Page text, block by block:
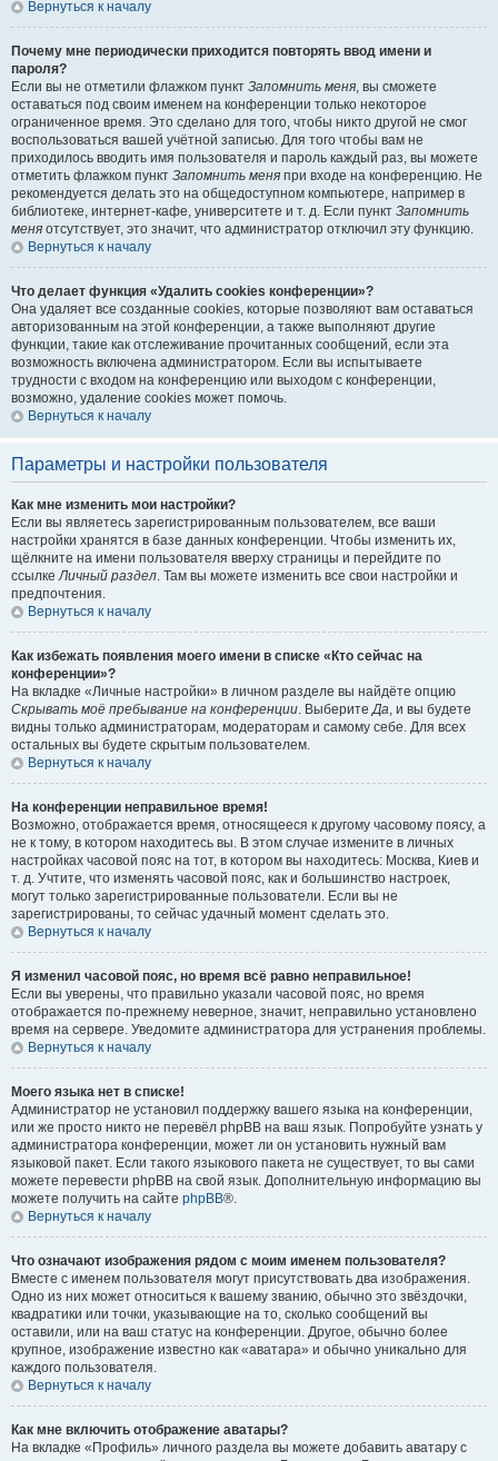
Вернуться к началу
Почему мне периодически приходится повторять ввод имени и
пароля?
Если вы не отметили флажком пункт Запомнить меня, вы сможете
оставаться под своим именем на конференции только некоторое
ограниченное время. Это сделано для того, чтобы никто другой не смог
воспользоваться вашей учётной записью. Для того чтобы вам не
приходилось вводить имя пользователя и пароль каждый раз, вы можете
отметить флажком пункт Запомнить меня при входе на конференцию. Не
рекомендуется делать это на общедоступном компьютере, например в
библиотеке, интернет-кафе, университете и т. д. Если пункт Запомнить
меня отсутствует, это значит, что администратор отключил эту функцию.
Вернуться к началу
Что делает функция «Удалить cookies конференции»?
Она удаляет все созданные cookies, которые позволяют вам оставаться
авторизованным на этой конференции, а также выполняют другие
функции, такие как отслеживание прочитанных сообщений, если эта
возможность включена администратором. Если вы испытываете
трудности с входом на конференцию или выходом с конференции,
возможно, удаление cookies может помочь.
Вернуться к началу
Параметры и настройки пользователя
Как мне изменить мои настройки?
Если вы являетесь зарегистрированным пользователем, все ваши
настройки хранятся в базе данных конференции. Чтобы изменить их,
щёлкните на имени пользователя вверху страницы и перейдите по
ссылкеЛичный раздел. Там вы можете изменить все свои настройки и
предпочтения.
Вернуться к началу
Как избежать появления моего имени в списке «Кто сейчас на
конференции»?
На вкладке «Личные настройки» в личном разделе вы найдёте опцию
Скрывать моё пребывание на конференции. ВыберитеДа, и вы будете
видны только администраторам, модераторам и самому себе. Для всех
остальных вы будете скрытым пользователем.
Вернуться к началу
На конференции неправильное время!
Возможно, отображается время, относящееся к другому часовому поясу, а
не к тому, в котором находитесь вы. В этом случае измените в личных
настройках часовой пояс на тот, в котором вы находитесь: Москва, Киев и
т. д. Учтите, что изменять часовой пояс, как и большинство настроек,
могут только зарегистрированные пользователи. Если вы не
зарегистрированы, то сейчас удачный момент сделать это.
Вернуться к началу
Я изменил часовой пояс, но время всё равно неправильное!
Если вы уверены, что правильно указали часовой пояс, но время
отображается по-прежнему неверное, значит, неправильно установлено
время на сервере. Уведомите администратора для устранения проблемы.
Вернуться к началу
Моего языка нет в списке!
Администратор не установил поддержку вашего языка на конференции,
или же просто никто не перевёл phpBB на ваш язык. Попробуйте узнать у
администратора конференции, может ли он установить нужный вам
языковой пакет. Если такого языкового пакета не существует, то вы сами
можете перевести phpBB на свой язык. Дополнительную информацию вы
можете получить на сайте phpBB®.
Вернуться к началу
Что означают изображения рядом с моим именем пользователя?
Вместе с именем пользователя могут присутствовать два изображения.
Одно из них может относиться к вашему званию, обычно это звёздочки,
квадратики или точки, указывающие на то, сколько сообщений вы
оставили, или на ваш статус на конференции. Другое, обычно более
крупное, изображение известно как «аватара» и обычно уникально для
каждого пользователя.
Вернуться к началу
Как мне включить отображение аватары?
На вкладке «Профиль» личного раздела вы можете добавить аватару с